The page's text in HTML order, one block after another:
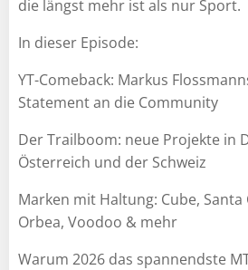
die längst mehr ist als nur Sport.
In dieser Episode:
YT-Comeback: Markus
Statement an die Community
Der Trailboom: neue Projekte in
Österreich und der Schweiz
Marken mit Haltung: Cube, Santa
Orbea, Voodoo & mehr
Warum 2026 das spannendste